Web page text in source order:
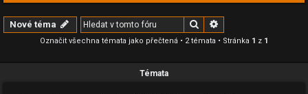
Nové téma Hledat
Označit všechna témata jako přečtená • 2 témata • Stránka 1 z 1
Témata